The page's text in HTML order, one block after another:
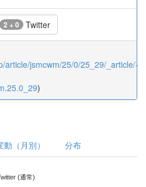
2 + 0 Twitter
article/jsmcwm/25/0/25_29/_article/-
)
動（月別） 分布
(通常)